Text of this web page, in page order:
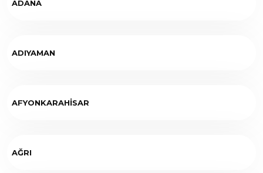
ADANA
ADIYAMAN
AFYONKARAHİSAR
AĞRI